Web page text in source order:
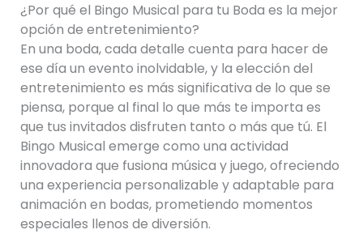
¿Por qué el Bingo Musical para tu Boda es la mejor
opción de entretenimiento?
En una boda, cada detalle cuenta para hacer de
ese día un evento inolvidable, y la elección del
entretenimiento es más significativa de lo que se
piensa, porque al final lo que más te importa es
que tus invitados disfruten tanto o más que tú. El
Bingo Musical emerge como una actividad
innovadora que fusiona música y juego, ofreciendo
una experiencia personalizable y adaptable para
animación en bodas, prometiendo momentos
especiales llenos de diversión.